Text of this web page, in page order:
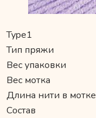
Type1
Тип пряжи
Вес упаковки
Вес мотка
Длина нити в мотке
Состав